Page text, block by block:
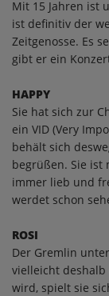
Mit 15 Jahren ist
ist definitiv der
Zeitgenosse. Es
gibt er ein
HAPPY
Sie hat sich zur
ein VID (Very
behält sich
begrüßen. Sie ist
immer lieb und
werdet schon
ROSI
Der Gremlin
vielleicht
wird, spielt sie